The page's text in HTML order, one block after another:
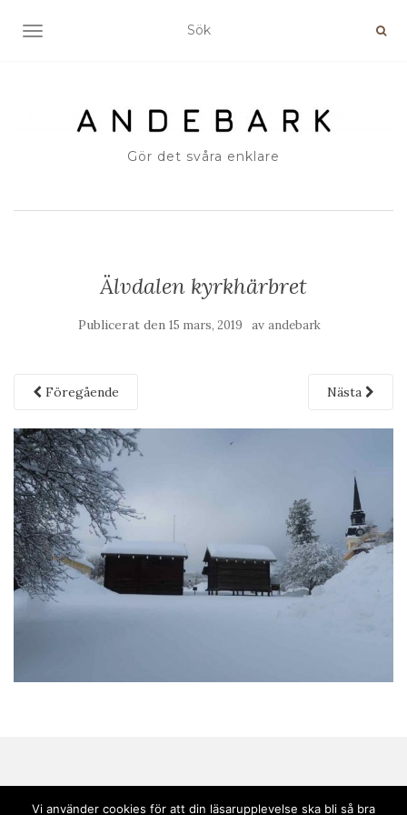
SLÅ PÅ/AV NAVIGERING
Gör det svåra enklare
Älvdalen kyrkhärbret
Publicerat den 15 mars, 2019 av andebark
Föregående Nästa
Vi använder cookies för att din läsarupplevelse ska bli så bra